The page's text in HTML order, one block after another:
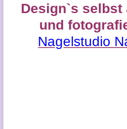
Design`s selbst
und
Nagelstudio